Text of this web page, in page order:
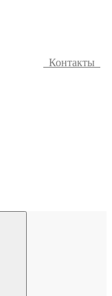
Контакты